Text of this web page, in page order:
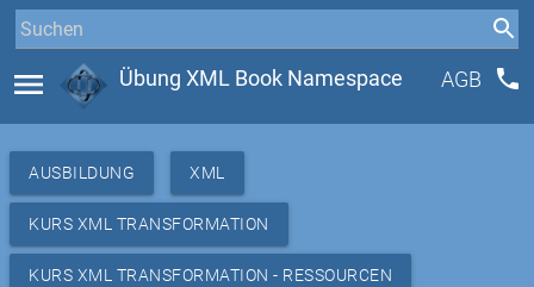
menu Übung XML Book Namespace AGB phone
AUSBILDUNG XML
KURS XML TRANSFORMATION
KURS XML TRANSFORMATION - RESSOURCEN